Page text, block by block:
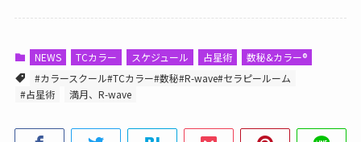
NEWS TCカラー スケジュール 占星術
数秘&カラー®
#カラースクール#TCカラー#数秘#R-wave#セラピールーム
#占星術
満月、R-wave